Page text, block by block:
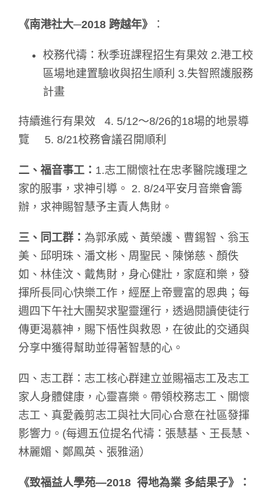
《南港社大─2018 跨越年》 ：
校務代禱：秋季班課程招生有果效 2.港工校
區場地建置驗收與招生順利 3.失智照護服務
計畫
持續進行有果效 4. 5/12～8/26的18場的地景導
覽 5. 8/21校務會議召開順利
二、福音事工： 1.志工關懷社在忠孝醫院護理之
家的服事，求神引導。 2. 8/24平安月音樂會籌
辦，求神賜智慧予主責人雋財。
三、同工群： 為郭承威、黃榮護、曹錫智、翁玉
美、邱明珠、潘文彬、周聖民、陳悌慈、顏佚
如、林佳汶、戴雋財，身心健壯，家庭和樂，發
揮所長同心快樂工作，經歷上帝豐富的恩典；每
週四下午社大團契求聖靈運行，透過閱讀使徒行
傳更渴慕神，賜下悟性與救恩，在彼此的交通與
分享中獲得幫助並得著智慧的心。
四、志工群：志工核心群建立並賜福志工及志工
家人身體健康，心靈喜樂。帶領校務志工、關懷
志工、真愛義剪志工與社大同心合意在社區發揮
影響力。(每週五位提名代禱：張慧基、王長慧、
林麗媚、鄭鳳英、張雅涵）
《致福益人學苑—2018 得地為業 多結果子》：